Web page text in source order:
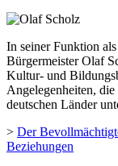
In seiner Funktion
Bürgermeister Olaf
Kultur- und
Angelegenheiten, die
deutschen Länder
> Der
Beziehungen